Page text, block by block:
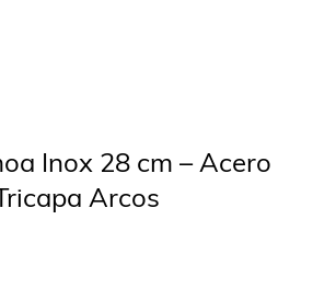
Inox 28 cm – Acero
Arcos